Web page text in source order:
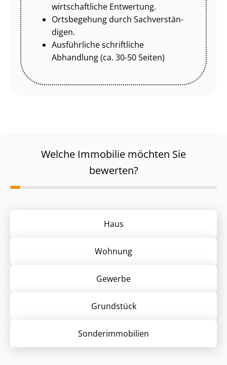
wirtschaftliche Entwertung.
Ortsbegehung durch Sach­ver­stän­
di­gen.
Ausführliche schriftliche
Abhandlung (ca. 30-50 Seiten)
Welche Immobilie möchten Sie
bewerten?
Haus
Wohnung
Gewerbe
Grund­stück
Sonder­immobilien